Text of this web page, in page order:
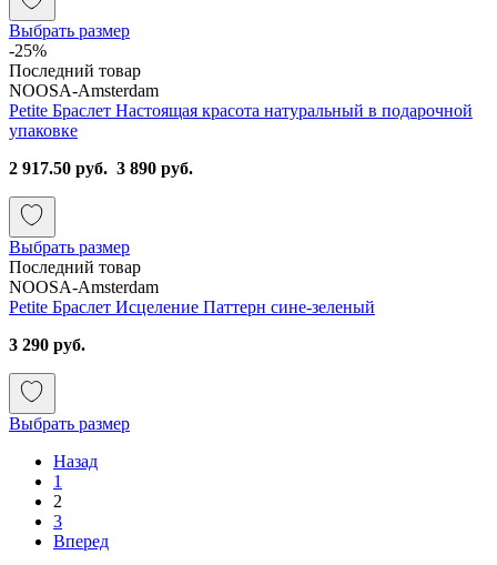
Выбрать размер
-25%
Последний товар
NOOSA-Amsterdam
Petite Браслет Настоящая красота натуральный в подарочной
упаковке
2 917.50 руб. 3 890 руб.
Выбрать размер
Последний товар
NOOSA-Amsterdam
Petite Браслет Исцеление Паттерн сине-зеленый
3 290 руб.
Выбрать размер
Назад
1
2
3
Вперед